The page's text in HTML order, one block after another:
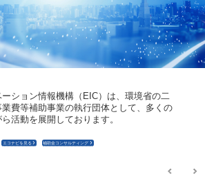
動向等について解説するコーナーで
温室効果ガス排出の「見える化」と
ステム領域 領域長 谷本 浩志）